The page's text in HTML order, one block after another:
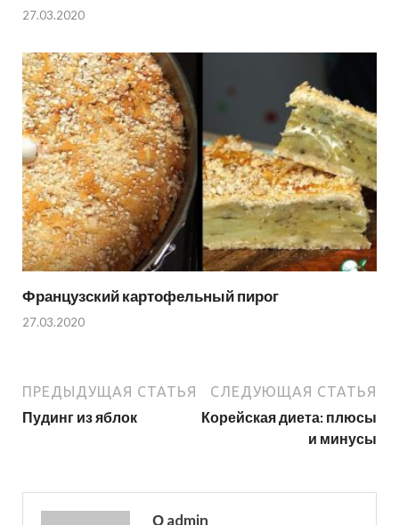
27.03.2020
Французский картофельный пирог
27.03.2020
ПРЕДЫДУЩАЯ СТАТЬЯ
Пудинг из яблок
СЛЕДУЮЩАЯ СТАТЬЯ
Корейская диета: плюсы
и минусы
О admin